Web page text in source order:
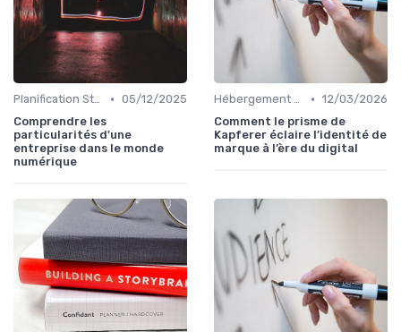
Planification Stratégique Digitale • 05/12/2025
Comprendre les
particularités d'une
entreprise dans le monde
numérique
Hébergement et Maintenance Web • 12/03/2026
Comment le prisme de
Kapferer éclaire l’identité de
marque à l’ère du digital